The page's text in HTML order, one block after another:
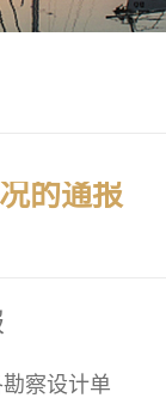
的通报
察设计单